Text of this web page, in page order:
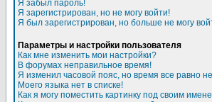
Я забыл пароль!
Я зарегистрирован, но не могу войти!
Я был зарегистрирован, но больше не могу
Параметры и настройки пользователя
Как мне изменить мои настройки?
В форумах неправильное время!
Я изменил часовой пояс, но время все равно
Моего языка нет в списке!
Как я могу поместить картинку под своим